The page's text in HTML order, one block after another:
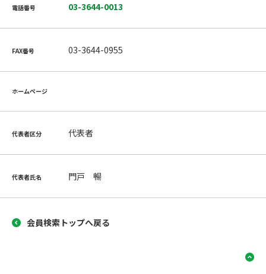
電話番号 03-3644-0013
FAX番号 03-3644-0955
ホームページ
代表者区分 代表者
代表者氏名 門戸 暢
会員検索トップへ戻る